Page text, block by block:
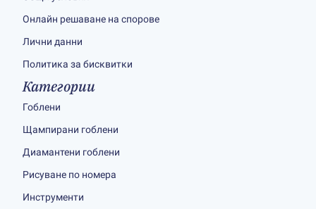
Онлайн решаване на спорове
Лични данни
Политика за бисквитки
Категории
Гоблени
Щампирани гоблени
Диамантени гоблени
Рисуване по номера
Инструменти